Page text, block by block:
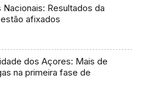
Nacionais: Resultados da
afixados
dos Açores: Mais de
na primeira fase de